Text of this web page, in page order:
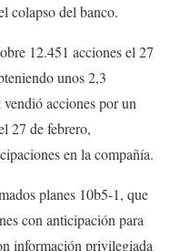
colapso del banco.
12.451 acciones el 27
unos 2,3
acciones por un
27 de febrero,
en la compañía.
planes 10b5-1, que
con anticipación para
información privilegiada